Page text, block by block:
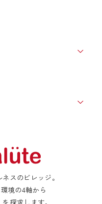
スのビレッジ。
境の4軸から